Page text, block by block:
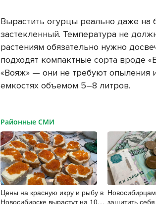
Вырастить огурцы реально даже на
застекленный. Температура не
растениям обязательно нужно
подходят компактные сорта вроде
«Вояж» — они не требуют
емкостях объемом 5–8 литров.
Районные СМИ
Цены на красную икру и рыбу в
Новосибирске вырастут на 10-
защитить